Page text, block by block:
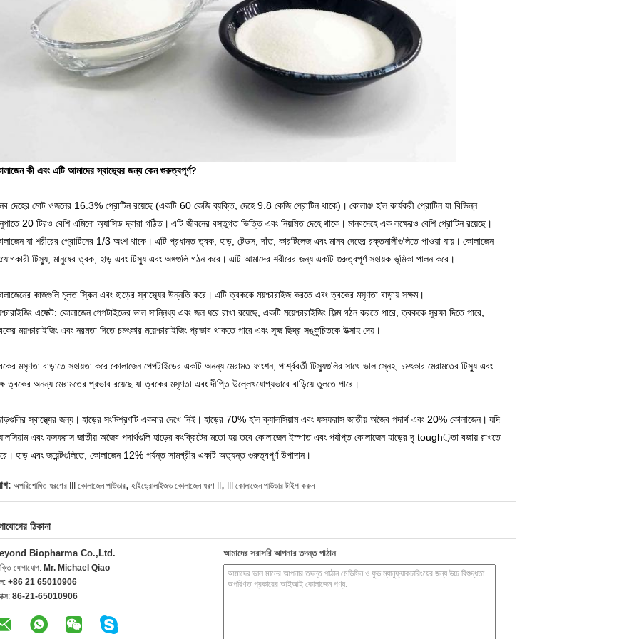
কী এবং এটি আমাদের স্বাস্থ্যের জন্য কেন গুরুত্বপূর্ণ?
দেহের মোট ওজনের 16.3% প্রোটিন রয়েছে (একটি 60 কেজি ব্যক্তি, দেহে 9.8 কেজি প্রোটিন থাকে)। কোলাঞ্জ হ'ল কার্যকরী প্রোটিন যা বিভিন্ন
20 টিরও বেশি এমিনো অ্যাসিড দ্বারা গঠিত। এটি জীবনের বস্তুগত ভিত্তি এবং নিয়মিত দেহে থাকে। মানবদেহে এক লক্ষেরও বেশি প্রোটিন রয়েছে।
যা শরীরের প্রোটিনের 1/3 অংশ থাকে। এটি প্রধানত ত্বক, হাড়, টেন্ডস, দাঁত, কারটিলেজ এবং মানব দেহের রক্তনালীগুলিতে পাওয়া যায়। কোলাজেন
টিস্যু, মানুষের ত্বক, হাড় এবং টিস্যু এবং অঙ্গগুলি গঠন করে। এটি আমাদের শরীরের জন্য একটি গুরুত্বপূর্ণ সহায়ক ভূমিকা পালন করে।
কাজগুলি মূলত স্কিন এবং হাড়ের স্বাস্থ্যের উন্নতি করে। এটি ত্বককে ময়শ্চারাইজ করতে এবং ত্বকের মসৃণতা বাড়ায় সক্ষম।
এফেক্ট: কোলাজেন পেপটাইডের ভাল সান্নিধ্য এবং জল ধরে রাখা রয়েছে, একটি ময়েশ্চারাইজিং ফিল্ম গঠন করতে পারে, ত্বককে সুরক্ষা দিতে পারে,
ময়শ্চারাইজিং এবং নরমতা দিতে চমৎকার ময়েশ্চারাইজিং প্রভাব থাকতে পারে এবং সূক্ষ্ম ছিদ্র সঙ্কুচিতকে উত্সাহ দেয়।
মসৃণতা বাড়াতে সহায়তা করে কোলাজেন পেপটাইডের একটি অনন্য মেরামত ফাংশন, পার্শ্ববর্তী টিস্যুগুলির সাথে ভাল স্নেহ, চমৎকার মেরামতের টিস্যু এবং
ত্বকের অনন্য মেরামতের প্রভাব রয়েছে যা ত্বকের মসৃণতা এবং দীপ্তি উল্লেখযোগ্যভাবে বাড়িয়ে তুলতে পারে।
স্বাস্থ্যের জন্য। হাড়ের সংমিশ্রণটি একবার দেখে নিই। হাড়ের 70% হ'ল ক্যালসিয়াম এবং ফসফরাস জাতীয় অজৈব পদার্থ এবং 20% কোলাজেন। যদি
এবং ফসফরাস জাতীয় অজৈব পদার্থগুলি হাড়ের কংক্রিটের মতো হয় তবে কোলাজেন ইস্পাত এবং পর্যাপ্ত কোলাজেন হাড়ের দৃ tough়তা বজায় রাখতে
হাড় এবং জয়েন্টগুলিতে, কোলাজেন 12% পর্যন্ত সামগ্রীর একটি অত্যন্ত গুরুত্বপূর্ণ উপাদান।
অপরিশোধিত ধরণের III কোলাজেন পাউডার, হাইড্রোলাইজড কোলাজেন ধরণ II , III কোলাজেন পাউডার টাইপ করুন
ঠিকানা
Biopharma Co.,Ltd.
যোগাযোগ: Mr. Michael Qiao
+86 21 65010906
86-21-65010906
আমাদের সরাসরি আপনার তদন্ত পাঠান